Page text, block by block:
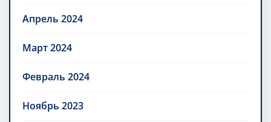
Апрель 2024
Март 2024
Февраль 2024
Ноябрь 2023